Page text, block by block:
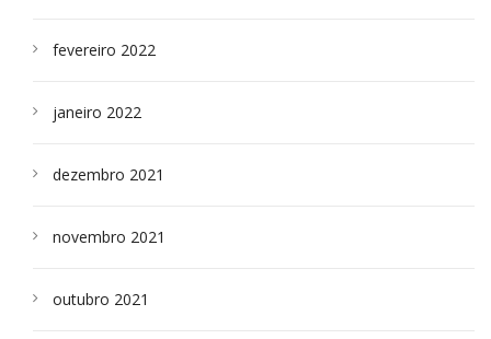
fevereiro 2022
janeiro 2022
dezembro 2021
novembro 2021
outubro 2021